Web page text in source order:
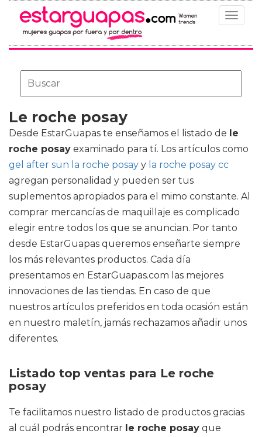
Toggle
Le roche posay
Desde EstarGuapas te enseñamos el listado de le
roche posay examinado para tí. Los artículos como
gel after sun la roche posay y la roche posay cc
agregan personalidad y pueden ser tus
suplementos apropiados para el mimo constante. Al
comprar mercancías de maquillaje es complicado
elegir entre todos los que se anuncian. Por tanto
desde EstarGuapas queremos enseñarte siempre
los más relevantes productos. Cada día
presentamos en EstarGuapas.com las mejores
innovaciones de las tiendas. En caso de que
nuestros artículos preferidos en toda ocasión están
en nuestro maletín, jamás rechazamos añadir unos
diferentes.
Listado top ventas para Le roche
posay
Te facilitamos nuestro listado de productos gracias
al cuál podrás encontrar le roche posay que